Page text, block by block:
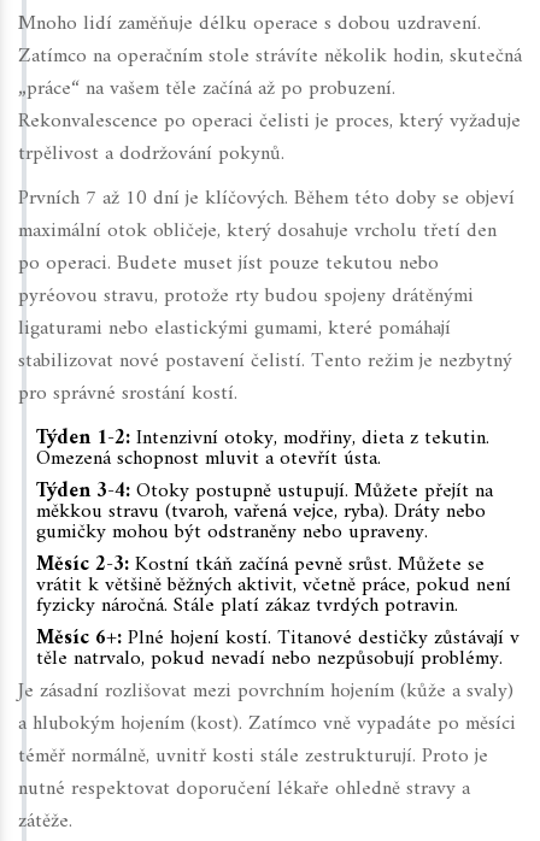
Mnoho lidí zaměňuje délku operace s dobou uzdravení.
Zatímco na operačním stole strávíte několik hodin, skutečná
„práce“ na vašem těle začíná až po probuzení.
Rekonvalescence po operaci čelisti je proces, který vyžaduje
trpělivost a dodržování pokynů.
Prvních 7 až 10 dní je klíčových. Během této doby se objeví
maximální otok obličeje, který dosahuje vrcholu třetí den
po operaci. Budete muset jíst pouze tekutou nebo
pyréovou stravu, protože rty budou spojeny drátěnými
ligaturami nebo elastickými gumami, které pomáhají
stabilizovat nové postavení čelistí. Tento režim je nezbytný
pro správné srostání kostí.
Týden 1-2:Intenzivní otoky, modřiny, dieta z tekutin.
Omezená schopnost mluvit a otevřít ústa.
Týden 3-4:Otoky postupně ustupují. Můžete přejít na
měkkou stravu (tvaroh, vařená vejce, ryba). Dráty nebo
gumičky mohou být odstraněny nebo upraveny.
Měsíc 2-3:Kostní tkáň začíná pevně srůst. Můžete se
vrátit k většině běžných aktivit, včetně práce, pokud není
fyzicky náročná. Stále platí zákaz tvrdých potravin.
Měsíc 6+:Plné hojení kostí. Titanové destičky zůstávají v
těle natrvalo, pokud nevadí nebo nezpůsobují problémy.
Je zásadní rozlišovat mezi povrchním hojením (kůže a svaly)
a hlubokým hojením (kost). Zatímco vně vypadáte po měsíci
téměř normálně, uvnitř kosti stále zestrukturují. Proto je
nutné respektovat doporučení lékaře ohledně stravy a
zátěže.